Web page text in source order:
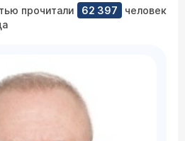
прочитали 62 397
человек